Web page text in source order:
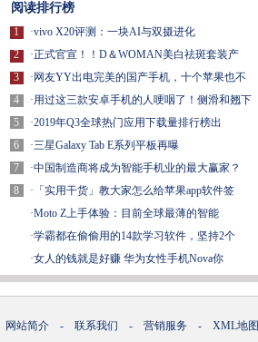
阅读排行榜
1
2
3
4
5
6
7
8
·vivo X20评测：一块AI与双摄进化
·正式官宣！！D＆WOMAN美白祛斑套装产
· 网友YY出电完美的国产手机，十个苹果也不
·用过这三款安卓手机的人哽咽了！侧滑和翘下
·2019年Q3全球热门应用下载量排行榜出
·三星Galaxy Tab E系列平板再曝
·中国制造商将成为智能手机业的最大赢家？
· 「实用干货」教大家怎么给苹果app软件签
·Moto Z上手体验：目前全球最薄的智能
·学霸都在偷偷用的14款学习软件，坚持2个
·女人的钱就是好赚 华为女性手机Nova你
网站简介 - 联系我们 - 营销服务 - XML地图